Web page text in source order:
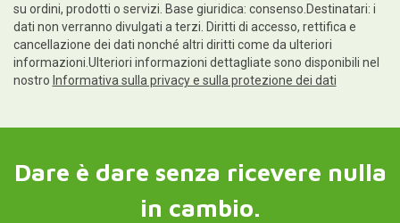
su ordini, prodotti o servizi. Base giuridica: consenso.Destinatari: i
dati non verranno divulgati a terzi. Diritti di accesso, rettifica e
cancellazione dei dati nonché altri diritti come da ulteriori
informazioni.Ulteriori informazioni dettagliate sono disponibili nel
nostro Informativa sulla privacy e sulla protezione dei dati
Dare è dare senza ricevere nulla
in cambio.